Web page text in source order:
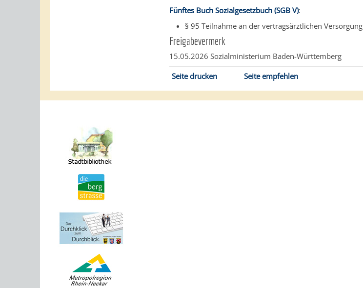
Fünftes Buch Sozialgesetzbuch (SGB V):
§ 95 Teilnahme an der vertragsärztlichen Versorgung
Freigabevermerk
15.05.2026 Sozialministerium Baden-Württemberg
Seite drucken Seite empfehlen